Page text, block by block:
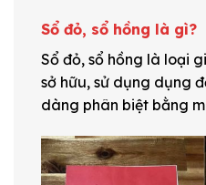
Sổ đỏ, sổ hồng là gì?
Sổ đỏ, sổ hồng là loại
sở hữu, sử dụng dụng
dàng phân biệt bằng